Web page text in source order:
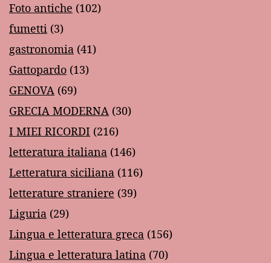
Foto antiche (102)
fumetti (3)
gastronomia (41)
Gattopardo (13)
GENOVA (69)
GRECIA MODERNA (30)
I MIEI RICORDI (216)
letteratura italiana (146)
Letteratura siciliana (116)
letterature straniere (39)
Liguria (29)
Lingua e letteratura greca (156)
Lingua e letteratura latina (70)